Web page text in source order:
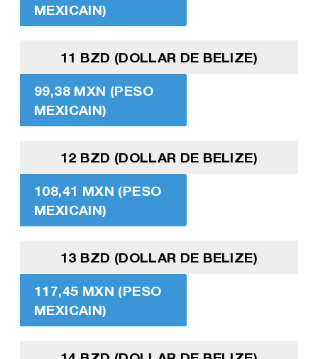
MEXICAIN)
11 BZD (DOLLAR DE BELIZE)
99,38 MXN (PESO
MEXICAIN)
12 BZD (DOLLAR DE BELIZE)
108,41 MXN (PESO
MEXICAIN)
13 BZD (DOLLAR DE BELIZE)
117,45 MXN (PESO
MEXICAIN)